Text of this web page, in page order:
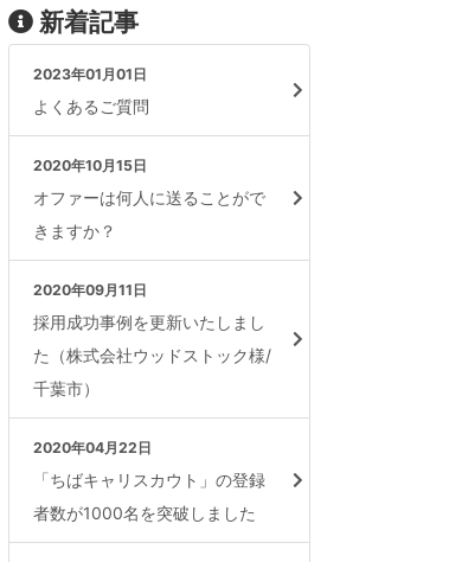
新着記事
2023年01月01日
よくあるご質問
2020年10月15日
オファーは何人に送ることがで
きますか？
2020年09月11日
採用成功事例を更新いたしまし
た（株式会社ウッドストック様/
千葉市）
2020年04月22日
「ちばキャリスカウト」の登録
者数が1000名を突破しました